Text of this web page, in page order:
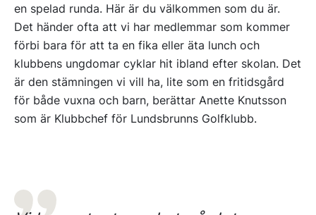
en spelad runda. Här är du välkommen som du är.
Det händer ofta att vi har medlemmar som kommer
förbi bara för att ta en fika eller äta lunch och
klubbens ungdomar cyklar hit ibland efter skolan. Det
är den stämningen vi vill ha, lite som en fritidsgård
för både vuxna och barn, berättar Anette Knutsson
som är Klubbchef för Lundsbrunns Golfklubb.